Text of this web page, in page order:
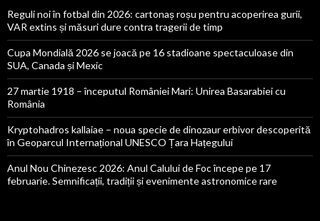
Reguli noi în fotbal din 2026: cartonaș roșu pentru acoperirea gurii,
VAR extins și măsuri dure contra tragerii de timp
Cupa Mondială 2026 se joacă pe 16 stadioane spectaculoase din
SUA, Canada și Mexic
27 martie 1918 – începutul României Mari: Unirea Basarabiei cu
România
Kryptohadros kallaiae – noua specie de dinozaur erbivor descoperită
în Geoparcul Internațional UNESCO Țara Hațegului
Anul Nou Chinezesc 2026: Anul Calului de Foc începe pe 17
februarie. Semnificații, tradiții și evenimente astronomice rare